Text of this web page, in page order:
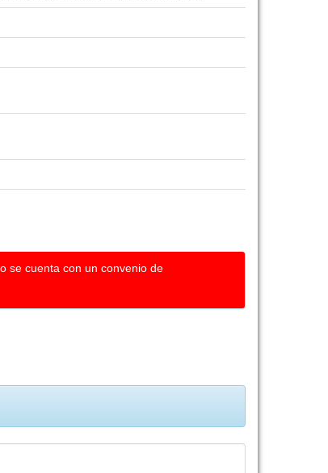
se cuenta con un convenio de